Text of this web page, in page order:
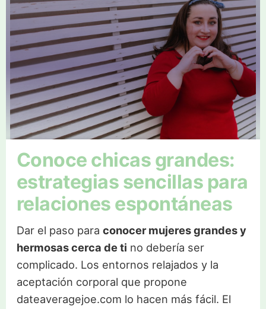
Conoce chicas grandes:
estrategias sencillas para
relaciones espontáneas
Dar el paso para conocer mujeres grandes y
hermosas cerca de ti no debería ser
complicado. Los entornos relajados y la
aceptación corporal que propone
dateaveragejoe.com lo hacen más fácil. El